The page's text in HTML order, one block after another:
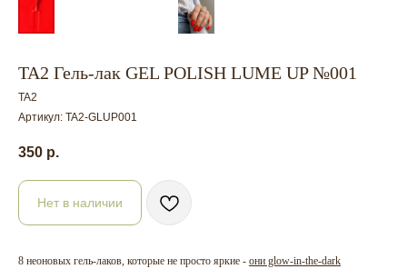
TA2 Гель-лак GEL POLISH LUME UP №001
TA2
Артикул: TA2-GLUP001
350 р.
Нет в наличии
8 неоновых гель-лаков, которые не просто яркие - они glow-in-the-dark